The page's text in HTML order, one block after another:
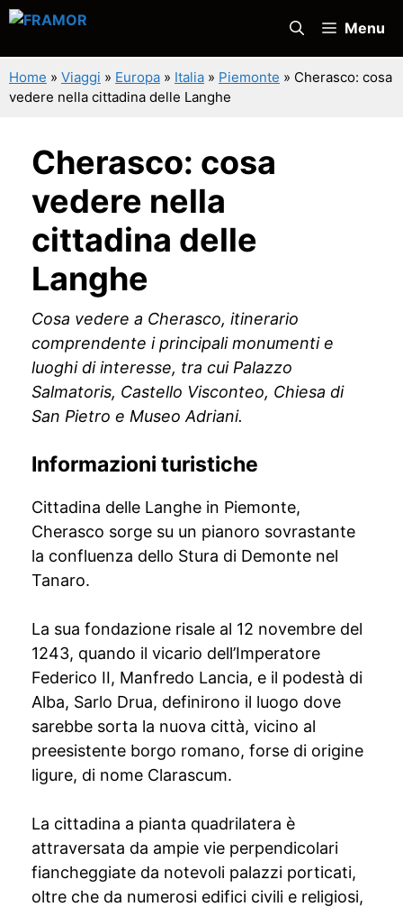
Vai
contenuto
Menu
Home » Viaggi » Europa » Italia » Piemonte » Cherasco: cosa
vedere nella cittadina delle Langhe
Cherasco: cosa
vedere nella
cittadina delle
Langhe
Cosa vedere a Cherasco, itinerario
comprendente i principali monumenti e
luoghi di interesse, tra cui Palazzo
Salmatoris, Castello Visconteo, Chiesa di
San Pietro e Museo Adriani.
Informazioni turistiche
Cittadina delle Langhe in Piemonte,
Cherasco sorge su un pianoro sovrastante
la confluenza dello Stura di Demonte nel
Tanaro.
La sua fondazione risale al 12 novembre del
1243, quando il vicario dell’Imperatore
Federico II, Manfredo Lancia, e il podestà di
Alba, Sarlo Drua, definirono il luogo dove
sarebbe sorta la nuova città, vicino al
preesistente borgo romano, forse di origine
ligure, di nome Clarascum.
La cittadina a pianta quadrilatera è
attraversata da ampie vie perpendicolari
fiancheggiate da notevoli palazzi porticati,
oltre che da numerosi edifici civili e religiosi,